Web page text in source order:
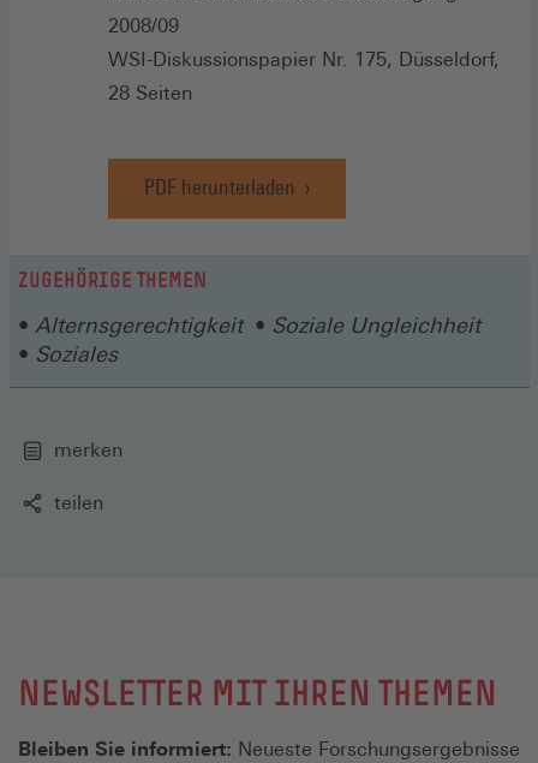
2008/09
WSI-Diskussionspapier Nr. 175, Düsseldorf,
28 Seiten
PDF herunterladen
ZUGEHÖRIGE THEMEN
Alternsgerechtigkeit
Soziale Ungleichheit
Soziales
merken
teilen
NEWSLETTER MIT IHREN THEMEN
Bleiben Sie informiert: Neueste Forschungsergebnisse